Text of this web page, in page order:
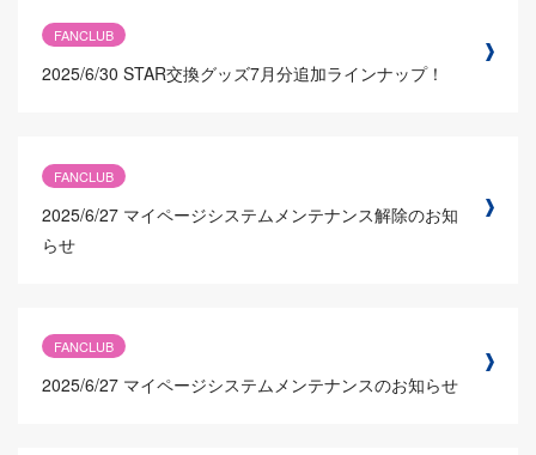
FANCLUB
2025/6/30 STAR交換グッズ7月分追加ラインナップ！
FANCLUB
2025/6/27 マイページシステムメンテナンス解除のお知
らせ
FANCLUB
2025/6/27 マイページシステムメンテナンスのお知らせ